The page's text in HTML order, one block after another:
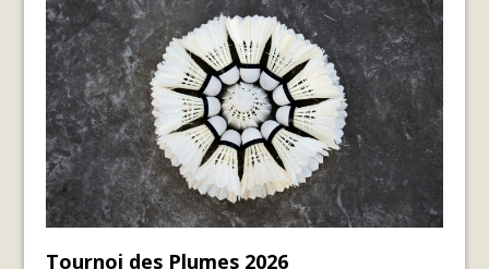
Tournoi des Plumes 2026